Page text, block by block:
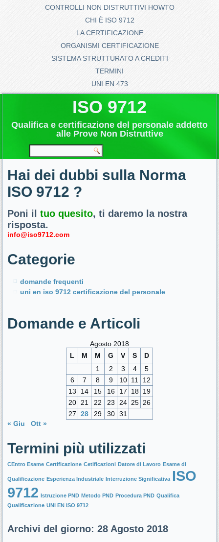
CONTROLLI NON DISTRUTTIVI HOWTO
CHI È ISO 9712
LA CERTIFICAZIONE
ORGANISMI CERTIFICAZIONE
SISTEMA STRUTTURATO A CREDITI
TERMINI
UNI EN 473
ISO 9712
Qualifica e certificazione del personale addetto
alle Prove Non Distruttive
Hai dei dubbi sulla Norma
ISO 9712 ?
Poni iltuo quesito, ti daremo la nostra
risposta.
info@iso9712.com
Categorie
domande frequenti
uni en iso 9712 certificazione del personale
Domande e Articoli
Agosto 2018
L
M M G V S
D
1
2 3 4
5
6
7 8 9 10 11
12
13
14 15 16 17 18 19
20 21 22 23 24 25 26
27
28 29 30 31
« Giu
Ott »
Termini più utilizzati
CEntro Esame Certificazione Cetificazioni Datore di Lavoro Esame di
Qualificazione Esperienza Industriale Interruzione Significativa ISO
9712
Istruzione PND Metodo PND Procedura PND Qualifica
Qualificazione UNI EN ISO 9712
Archivi del giorno:28 Agosto 2018